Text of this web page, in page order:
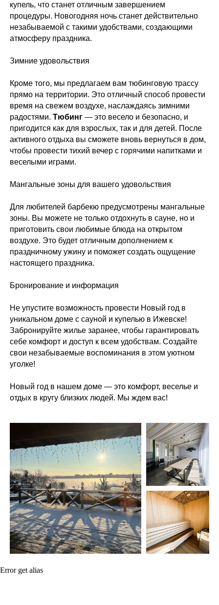
купель, что станет отличным завершением
процедуры. Новогодняя ночь станет действительно
незабываемой с такими удобствами, создающими
атмосферу праздника.
Зимние удовольствия
Кроме того, мы предлагаем вам тюбинговую трассу
прямо на территории. Это отличный способ провести
время на свежем воздухе, наслаждаясь зимними
радостями. Тюбинг — это весело и безопасно, и
пригодится как для взрослых, так и для детей. После
активного отдыха вы сможете вновь вернуться в дом,
чтобы провести тихий вечер с горячими напитками и
веселыми играми.
Мангальные зоны для вашего удовольствия
Для любителей барбекю предусмотрены мангальные
зоны. Вы можете не только отдохнуть в сауне, но и
приготовить свои любимые блюда на открытом
воздухе. Это будет отличным дополнением к
праздничному ужину и поможет создать ощущение
настоящего праздника.
Бронирование и информация
Не упустите возможность провести Новый год в
уникальном доме с сауной и купелью в Ижевске!
Забронируйте жилье заранее, чтобы гарантировать
себе комфорт и доступ к всем удобствам. Создайте
свои незабываемые воспоминания в этом уютном
уголке!
Новый год в нашем доме — это комфорт, веселье и
отдых в кругу близких людей. Мы ждем вас!
Error get alias